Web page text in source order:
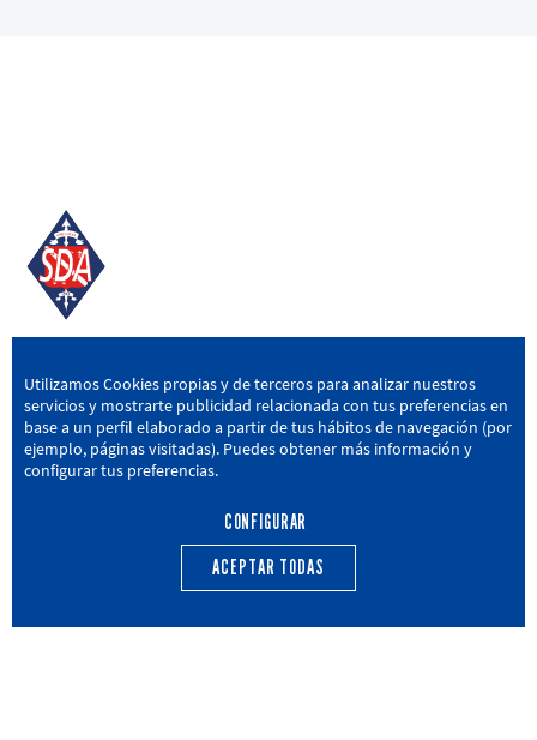
SD AMOREBIETA
San Miguel Kalea, 16, 48340 Amorebieta, Bizkaia
946 604 751 | sda@sdamorebieta.eus
CANTERA ACTUALIDAD
Utilizamos Cookies propias y de terceros para analizar nuestros
servicios y mostrarte publicidad relacionada con tus preferencias en
base a un perfil elaborado a partir de tus hábitos de navegación (por
ejemplo, páginas visitadas). Puedes obtener más información y
configurar tus preferencias.
CONFIGURAR
ACEPTAR TODAS